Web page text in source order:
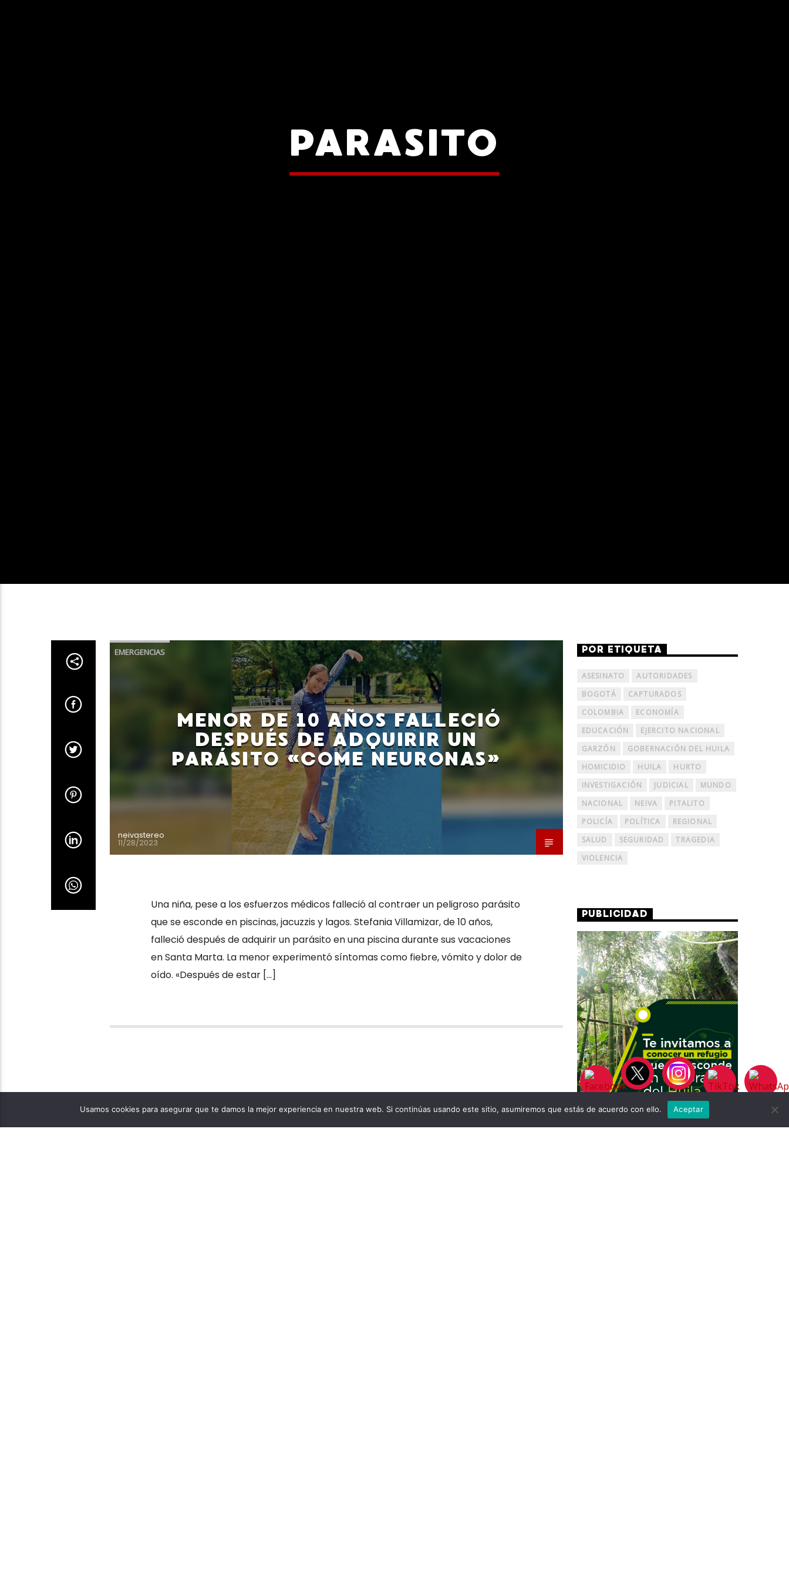
PARASITO
EMERGENCIAS
MENOR DE 10 AÑOS FALLECIÓ
DESPUÉS DE ADQUIRIR UN
PARÁSITO «COME NEURONAS»
neivastereo
11/28/2023
Una niña, pese a los esfuerzos médicos falleció al contraer un peligroso parásito
que se esconde en piscinas, jacuzzis y lagos. Stefania Villamizar, de 10 años,
falleció después de adquirir un parásito en una piscina durante sus vacaciones
en Santa Marta. La menor experimentó síntomas como fiebre, vómito y dolor de
oído. «Después de estar […]
POR ETIQUETA
ASESINATO
AUTORIDADES
BOGOTÁ
CAPTURADOS
COLOMBIA
ECONOMÍA
EDUCACIÓN
EJERCITO NACIONAL
GARZÓN
GOBERNACIÓN DEL HUILA
HOMICIDIO
HUILA
HURTO
INVESTIGACIÓN
JUDICIAL
MUNDO
NACIONAL
NEIVA
PITALITO
POLICÍA
POLÍTICA
REGIONAL
SALUD
SEGURIDAD
TRAGEDIA
VIOLENCIA
PUBLICIDAD
Usamos cookies para asegurar que te damos la mejor experiencia en nuestra web. Si continúas usando este sitio, asumiremos que estás de acuerdo con ello. Aceptar